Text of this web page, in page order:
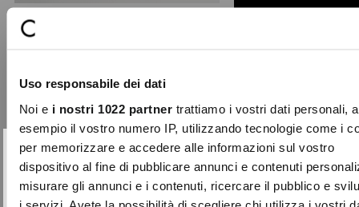
Uso responsabile dei dati
Noi e i nostri 1022 partnertrattiamo i vostri dati personali,
esempio il vostro numero IP, utilizzando tecnologie come i
per memorizzare e accedere alle informazioni sul vostro
dispositivo al fine di pubblicare annunci e contenuti
misurare gli annunci e i contenuti, ricercare il pubblico e
i servizi. Avete la possibilità di scegliere chi utilizza i vostri
deer-print finish and sophisticated
design with maxi ...
reduced
from
€79.00 to €47.40
-30%
Close
SUBSCRIBE TO OUR
NEWSLETTER